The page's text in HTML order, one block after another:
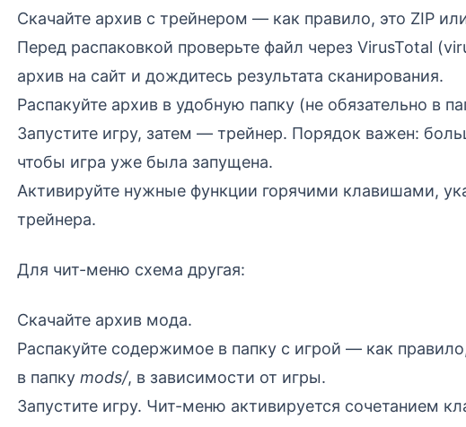
Скачайте архив с трейнером — как правило, это ZIP
Перед распаковкой проверьте файл через VirusTotal
архив на сайт и дождитесь результата сканирования.
Распакуйте архив в удобную папку (не обязательно в
Запустите игру, затем — трейнер. Порядок важен:
чтобы игра уже была запущена.
Активируйте нужные функции горячими клавишами,
трейнера.
Для чит-меню схема другая:
Скачайте архив мода.
Распакуйте содержимое в папку с игрой — как
в папку mods/, в зависимости от игры.
Запустите игру. Чит-меню активируется сочетанием